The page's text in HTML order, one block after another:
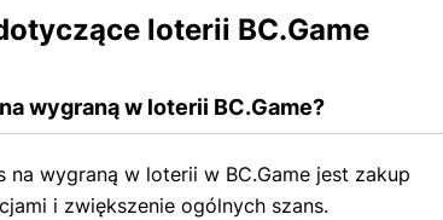
loterii BC.Game
wygraną w loterii BC.Game?
wygraną w loterii w BC.Game jest zakup
i zwiększenie ogólnych szans.